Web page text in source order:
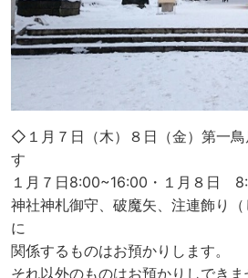
◇１月７日（木）８日（金）第一鳥
す
１月７日8:00~16:00・１月８日
神社神札御守、破魔矢、注連飾り
に
関係するものはお預かりします。
それ以外のものはお預かりしできま